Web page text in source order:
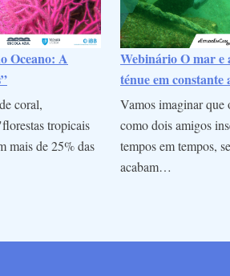
Oceano: A
coral,
tropicais
mais de 25% das
Webinário O mar e
ténue em constante
Vamos imaginar que
como dois amigos
tempos em tempos,
acabam…